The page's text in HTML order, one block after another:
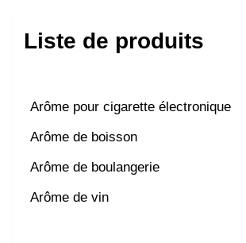
Liste de produits
Arôme pour cigarette électronique
Arôme de boisson
Arôme de boulangerie
Arôme de vin